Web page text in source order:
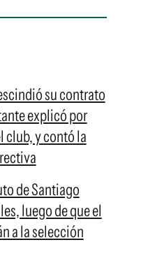
su contrato
explicó por
club, y contó la
de Santiago
luego de que el
a la selección